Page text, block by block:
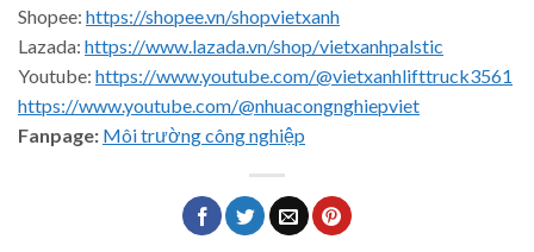
Shopee: https://shopee.vn/shopvietxanh
Lazada: https://www.lazada.vn/shop/vietxanhpalstic
Youtube: https://www.youtube.com/@vietxanhlifttruck3561
https://www.youtube.com/@nhuacongnghiepviet
Fanpage: Môi trường công nghiệp